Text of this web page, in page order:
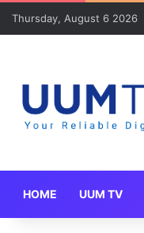
Thursday, August 6 2026
HOME UUM TV